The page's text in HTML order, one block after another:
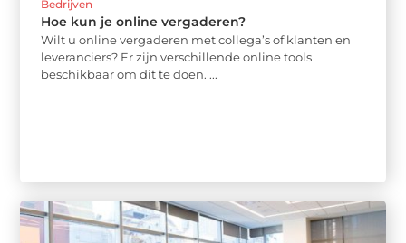
Bedrijven
Hoe kun je online vergaderen?
Wilt u online vergaderen met collega’s of klanten en
leveranciers? Er zijn verschillende online tools
beschikbaar om dit te doen. ...